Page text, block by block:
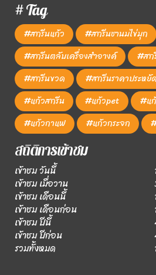
# Tag
#สกรีนแก้ว #สกรีนชานมไข่มุก
#สกรีนตลับเครื่องสำอางค์
#สก
#สกรีนขวด
#สกรีนราคาประหยัด
#แก้วสกรีน
#แก้วpet #แ
#แก้วกาแฟ
#แก้วกระจก
สถิติการเข้าชม
เข้าชม วันนี้
เข้าชม เมื่อวาน
เข้าชม เดือนนี้
เข้าชม เดือนก่อน
เข้าชม ปีนี้
เข้าชม ปีก่อน
รวมทั้งหมด